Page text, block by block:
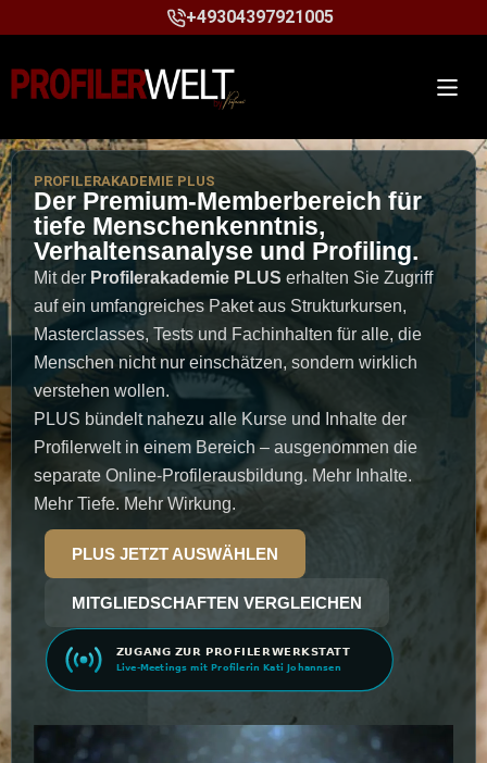
+49304397921005
PROFILERAKADEMIE PLUS
Der Premium-Memberbereich für
tiefe Menschenkenntnis,
Verhaltensanalyse und Profiling.
Mit der Profilerakademie PLUS erhalten Sie Zugriff
auf ein umfangreiches Paket aus Strukturkursen,
Masterclasses, Tests und Fachinhalten für alle, die
Menschen nicht nur einschätzen, sondern wirklich
verstehen wollen.
PLUS bündelt nahezu alle Kurse und Inhalte der
Profilerwelt in einem Bereich – ausgenommen die
separate Online-Profilerausbildung. Mehr Inhalte.
Mehr Tiefe. Mehr Wirkung.
PLUS JETZT AUSWÄHLEN
MITGLIEDSCHAFTEN VERGLEICHEN